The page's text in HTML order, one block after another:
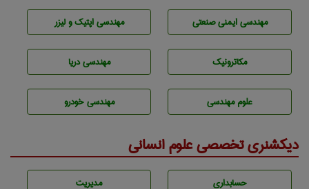
مهندسی ایمنی صنعتی مهندسی اپتیک و لیزر
مکاترونیک مهندسی دریا
علوم مهندسی مهندسی خودرو
دیکشنری تخصصی علوم انسانی
حسابداری مديريت